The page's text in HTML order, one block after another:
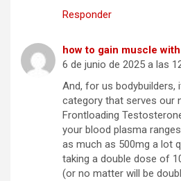
Responder
how to gain muscle
6 de junio de 2025 a las
And, for us bodybuilders,
category that serves our
Frontloading
your blood plasma ranges
as much as 500mg a lot
taking a double dose of
(or no matter will be